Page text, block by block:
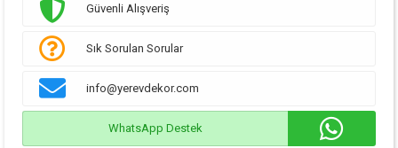
Güvenli Alışveriş
Sık Sorulan Sorular
info@yerevdekor.com
WhatsApp Destek